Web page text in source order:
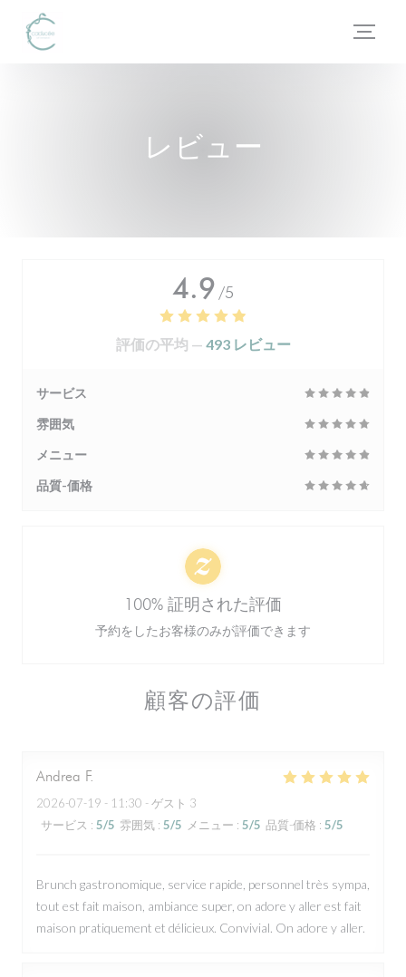
クッキー利用の管理について
レビュー
顧客の評価
Andrea F
2026-07-19 - 11:30 - ゲスト 3
サービス : 5/5 雰囲気 : 5/5 メニュー : 5/5 品質-価格 : 5/5
Brunch gastronomique, service rapide, personnel très sympa,
tout est fait maison, ambiance super, on adore y aller est fait
maison pratiquement et délicieux. Convivial. On adore y aller.
4.9 /5
評価の平均 — 493 レビュー
サービス
雰囲気
メニュー
品質-価格
100% 証明された評価
予約をしたお客様のみが評価できます